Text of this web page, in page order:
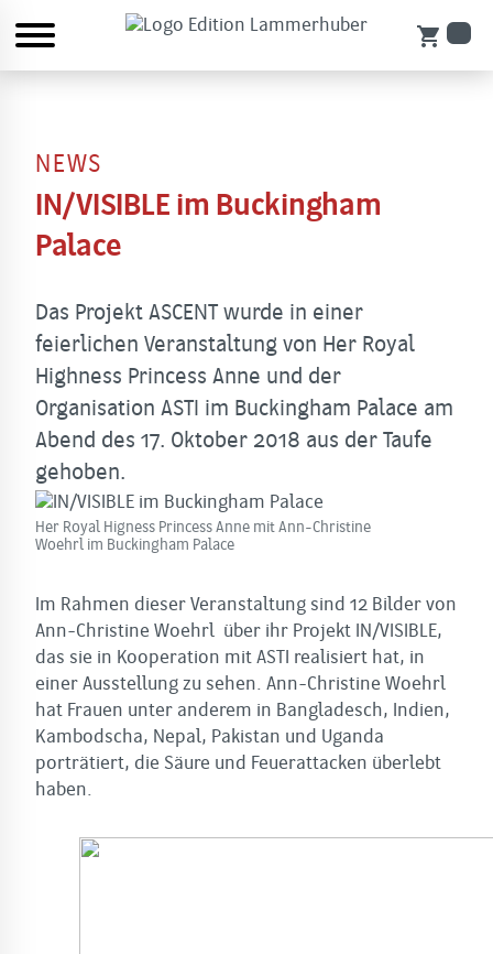
shopping_cart
NEWS
IN/VISIBLE im Buckingham
Palace
Das Projekt ASCENT wurde in einer
feierlichen Veranstaltung von Her Royal
Highness Princess Anne und der
Organisation ASTI im Buckingham Palace am
Abend des 17. Oktober 2018 aus der Taufe
gehoben.
Her Royal Higness Princess Anne mit Ann-Christine
Woehrl im Buckingham Palace
Im Rahmen dieser Veranstaltung sind 12 Bilder von
Ann-Christine Woehrl über ihr Projekt IN/VISIBLE,
das sie in Kooperation mit ASTI realisiert hat, in
einer Ausstellung zu sehen. Ann-Christine Woehrl
hat Frauen unter anderem in Bangladesch, Indien,
Kambodscha, Nepal, Pakistan und Uganda
porträtiert, die Säure und Feuerattacken überlebt
haben.